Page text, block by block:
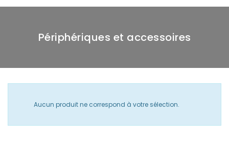
Périphériques et accessoires
Aucun produit ne correspond à votre sélection.